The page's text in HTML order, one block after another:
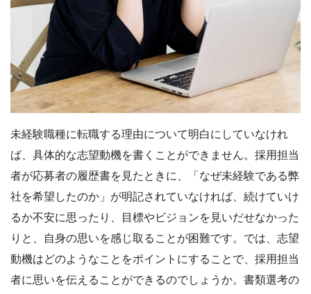
未経験職種に転職する理由について明白にしていなけれ
ば、具体的な志望動機を書くことができません。採用担当
者が応募者の履歴書を見たときに、「なぜ未経験である弊
社を希望したのか」が明記されていなければ、続けていけ
るか不安に思ったり、目標やビジョンを見いだせなかった
りと、自身の思いを感じ取ることが困難です。では、志望
動機はどのようなことをポイントにすることで、採用担当
者に思いを伝えることができるのでしょうか。書類選考の